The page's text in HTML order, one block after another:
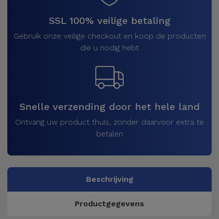
SSL 100% veilige betaling
Gebruik onze veilige checkout en koop de producten
die u nodig hebt
Snelle verzending door het hele land
Ontvang uw product thuis, zonder daarvoor extra te
betalen
Beschrijving
Productgegevens